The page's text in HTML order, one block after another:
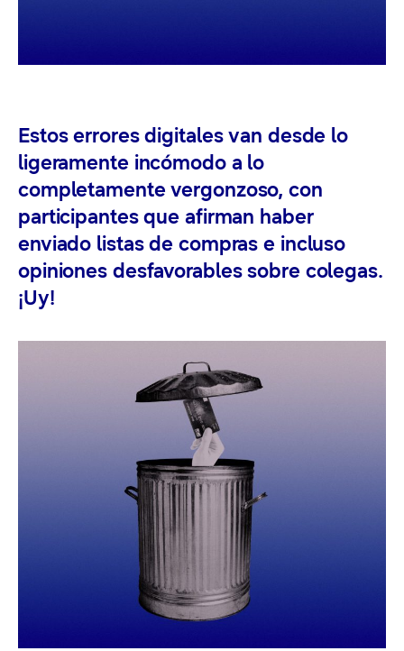
Estos errores digitales van desde lo
ligeramente incómodo a lo
completamente vergonzoso, con
participantes que afirman haber
enviado listas de compras e incluso
opiniones desfavorables sobre colegas.
¡Uy!